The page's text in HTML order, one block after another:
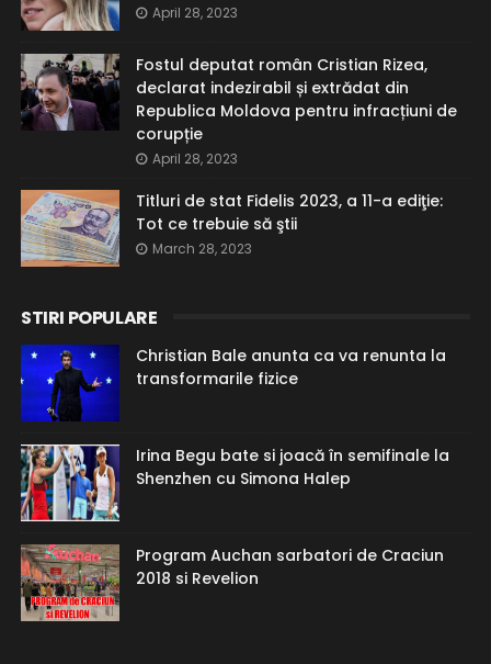
April 28, 2023
Fostul deputat român Cristian Rizea,
declarat indezirabil și extrădat din
Republica Moldova pentru infracțiuni de
corupție
April 28, 2023
Titluri de stat Fidelis 2023, a 11-a ediţie:
Tot ce trebuie să ştii
March 28, 2023
STIRI POPULARE
Christian Bale anunta ca va renunta la
transformarile fizice
Irina Begu bate si joacă în semifinale la
Shenzhen cu Simona Halep
Program Auchan sarbatori de Craciun
2018 si Revelion